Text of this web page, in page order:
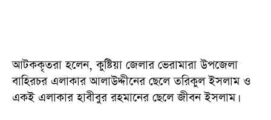
আটককৃতরা হলেন, কুষ্টিয়া জেলার ভেরামারা উপজেলা
বাহিরচর এলাকার আলাউদ্দীনের ছেলে তরিকুল ইসলাম ও
একই এলাকার হাবীবুর রহমানের ছেলে জীবন ইসলাম।